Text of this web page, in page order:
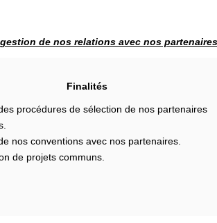
de nos relations avec nos
Finalités
procédures de sélection de nos partenaires
nos conventions avec nos partenaires.
de projets communs.